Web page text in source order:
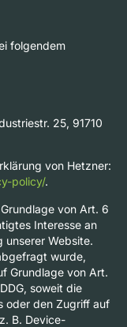
folgendem
25, 91710
von Hetzner:
policy/.
von Art. 6
Interesse an
unserer Website.
wurde,
Grundlage von Art.
soweit die
oder den Zugriff auf
B. Device-